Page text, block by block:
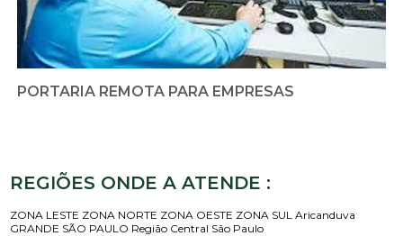
PORTARIA REMOTA PARA EMPRESAS
REGIÕES ONDE A ATENDE :
ZONA LESTE ZONA NORTE ZONA OESTE ZONA SUL Aricanduva
GRANDE SÃO PAULO Região Central São Paulo